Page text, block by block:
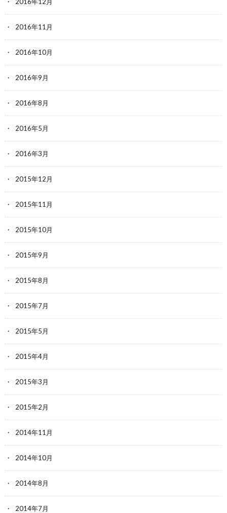
2016年11月
2016年10月
2016年9月
2016年8月
2016年5月
2016年3月
2015年12月
2015年11月
2015年10月
2015年9月
2015年8月
2015年7月
2015年5月
2015年4月
2015年3月
2015年2月
2014年11月
2014年10月
2014年8月
2014年7月